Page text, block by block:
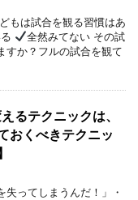
もは試合を観る習慣はあ
全然みてない その試
すか？フルの試合を観て
るテクニックは、
おくべきテクニッ
失ってしまうんだ！」・